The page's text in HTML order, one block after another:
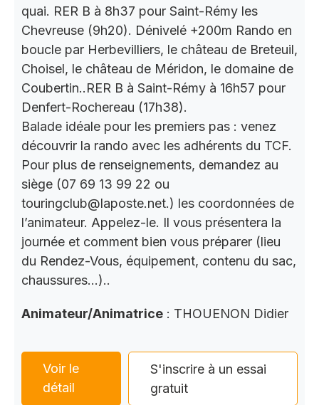
quai. RER B à 8h37 pour Saint-Rémy les
Chevreuse (9h20). Dénivelé +200m Rando en
boucle par Herbevilliers, le château de Breteuil,
Choisel, le château de Méridon, le domaine de
Coubertin..RER B à Saint-Rémy à 16h57 pour
Denfert-Rochereau (17h38).
Balade idéale pour les premiers pas : venez
découvrir la rando avec les adhérents du TCF.
Pour plus de renseignements, demandez au
siège (07 69 13 99 22 ou
touringclub@laposte.net.) les coordonnées de
l’animateur. Appelez-le. Il vous présentera la
journée et comment bien vous préparer (lieu
du Rendez-Vous, équipement, contenu du sac,
chaussures…)..
Animateur/Animatrice : THOUENON Didier
Voir le
détail
S'inscrire à un essai
gratuit